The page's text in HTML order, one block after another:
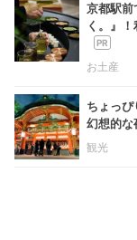
京都駅前
く。』
お土産
ちょっ
幻想的な
観光